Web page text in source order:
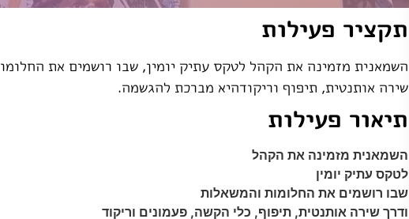
תקציר פעילות
השמאנית מזמינה את הקהל לטקס עתיק יומין, שבו רושמים את
שירה אותנטית, תיפוף וריקודהיא מברכת להגשמה.
תיאור פעילות
השמאנית מזמינה את הקהל
לטקס עתיק יומין
שבו רושמים את החלומות והמשאלות
ודרך שירה אותנטית, תיפוף, כלי הקשה, פעמונים וריקוד